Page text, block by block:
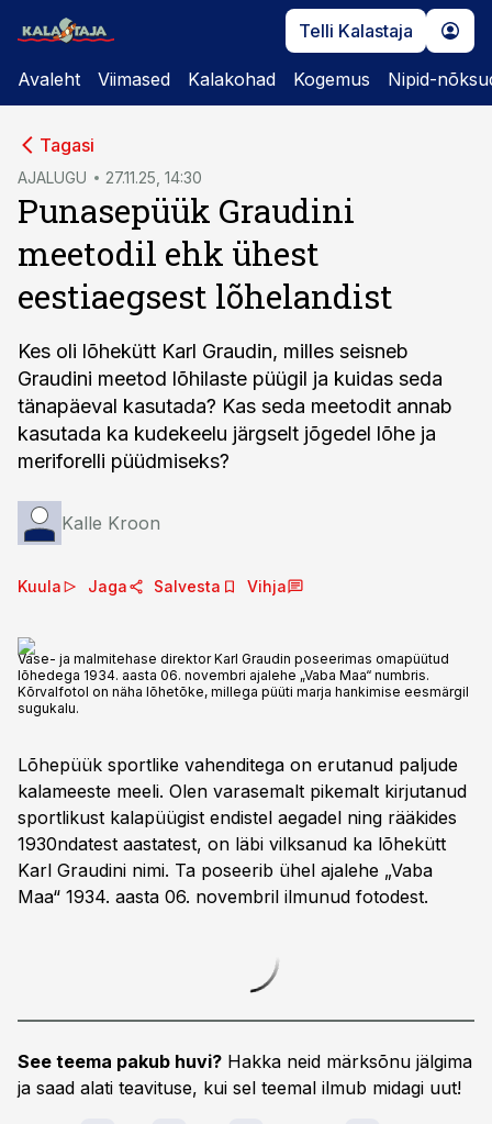
Telli Kalastaja
Avaleht Viimased Kalakohad Kogemus Nipid-
Tagasi
AJALUGU 27.11.25, 14:30
Punasepüük Graudini
meetodil ehk ühest
eestiaegsest lõhelandist
Kes oli lõhekütt Karl Graudin, milles seisneb
Graudini meetod lõhilaste püügil ja kuidas seda
tänapäeval kasutada? Kas seda meetodit annab
kasutada ka kudekeelu järgselt jõgedel lõhe ja
meriforelli püüdmiseks?
Kalle Kroon
Kuula Jaga Salvesta Vihja
Vase- ja malmitehase direktor Karl Graudin poseerimas omapüütud
lõhedega 1934. aasta 06. novembri ajalehe „Vaba Maa“ numbris.
Kõrvalfotol on näha lõhetõke, millega püüti marja hankimise eesmärgil
sugukalu.
Lõhepüük sportlike vahenditega on erutanud paljude
kalameeste meeli. Olen varasemalt pikemalt kirjutanud
sportlikust kalapüügist endistel aegadel ning rääkides
1930ndatest aastatest, on läbi vilksanud ka lõhekütt
Karl Graudini nimi. Ta poseerib ühel ajalehe „Vaba
Maa“ 1934. aasta 06. novembril ilmunud fotodest.
See teema pakub huvi? Hakka neid märksõnu jälgima
ja saad alati teavituse, kui sel teemal ilmub midagi uut!